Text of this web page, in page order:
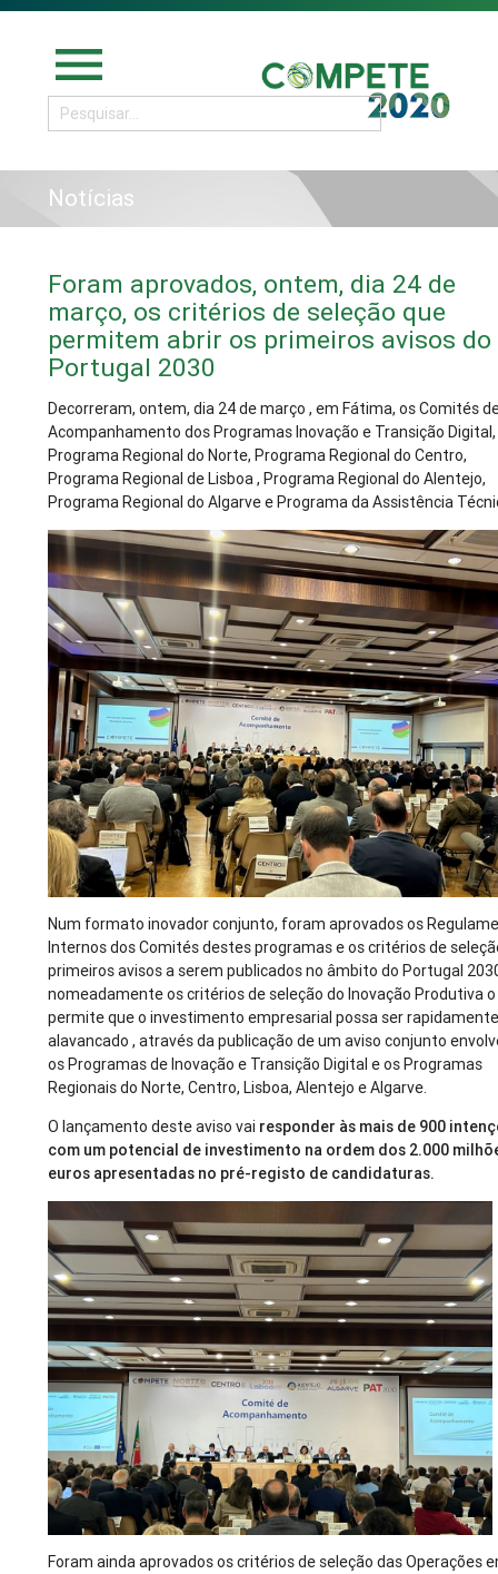
menu
Notícias
Foram aprovados, ontem, dia 24 de
março, os critérios de seleção que
permitem abrir os primeiros avisos do
Portugal 2030
Decorreram, ontem, dia 24 de março , em Fátima, os Comités
Acompanhamento dos Programas Inovação e Transição Digital,
Programa Regional do Norte, Programa Regional do Centro,
Programa Regional de Lisboa , Programa Regional do Alentejo,
Programa Regional do Algarve e Programa da Assistência
Num formato inovador conjunto, foram aprovados os
Internos dos Comités destes programas e os critérios de
primeiros avisos a serem publicados no âmbito do Portugal
nomeadamente os critérios de seleção do Inovação Produtiva
permite que o investimento empresarial possa ser
alavancado , através da publicação de um aviso conjunto
os Programas de Inovação e Transição Digital e os Programas
Regionais do Norte, Centro, Lisboa, Alentejo e Algarve.
O lançamento deste aviso vai responder às mais de 900
com um potencial de investimento na ordem dos 2.000
euros apresentadas no pré-registo de candidaturas.
Foram ainda aprovados os critérios de seleção das Operações